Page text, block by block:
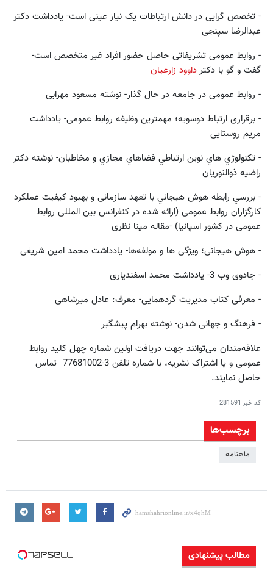
- تخصص گرایی در دانش ارتباطات یک نیاز عینی است- یادداشت دکتر
عبدالرضا سپنجی
- روابط عمومی تشریفاتی حاصل حضور افراد غیر متخصص است-
گفت و گو با دکترداوود زارعیان
- روابط عمومی در جامعه در حال گذار- نوشته مسعود مهرابی
- برقراری ارتباط دوسویه؛ مهمترین وظیفه روابط عمومی- یادداشت
مریم روستایی
- تكنولوژي هاي نوين ارتباطي فضاهاي مجازي و مخاطبان- نوشته دکتر
راضیه ذوالنوریان
- بررسي رابطه هوش هيجاني با تعهد سازمانی و بهبود كیفيت عملكرد
کارگزاران روابط عمومی (ارائه شده در کنفرانس بین المللی روابط
عمومی در کشور اسپانیا) -مقاله مینا نظری
- هوش هیجانی؛ ویژگی ها و مولفه‌ها- یادداشت محمد امین شریفی
- جادوی وب 3- یادداشت محمد اسفندیاری
- معرفی کتاب مدیریت گردهمایی- معرف: عادل میرشاهی
- فرهنگ و جهانی شدن- نوشته بهرام پیشگیر
علاقه‌مندان می‌توانند جهت دریافت اولین شماره چهل کلید روابط
عمومی و یا اشتراک نشریه، با شماره تلفن 3-77681002 تماس
حاصل نمایند.
کد خبر 281591
برچسب‌ها
ماهنامه
مطالب پیشنهادی